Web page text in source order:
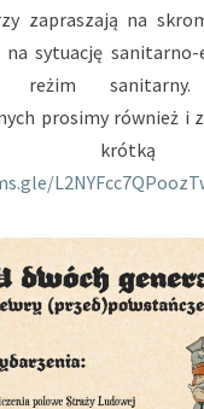
zapraszają na
na sytuację sanitarno-
reżim
prosimy również i
krótką